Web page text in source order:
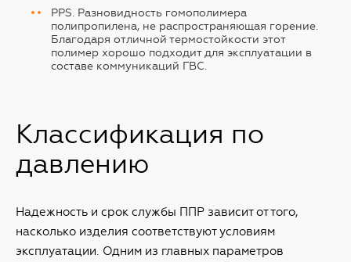
PPS. Разновидность гомополимера
полипропилена, не распространяющая горение.
Благодаря отличной термостойкости этот
полимер хорошо подходит для эксплуатации в
составе коммуникаций ГВС.
Классификация по
давлению
Надежность и срок службы ППР зависит от того,
насколько изделия соответствуют условиям
эксплуатации. Одним из главных параметров